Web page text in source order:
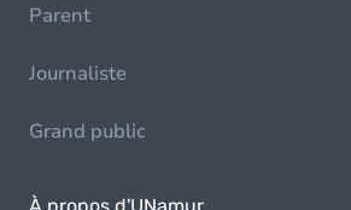
Parent
Journaliste
Grand public